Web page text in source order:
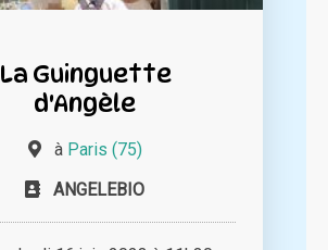
La Guinguette
d'Angèle
à Paris (75)
ANGELEBIO